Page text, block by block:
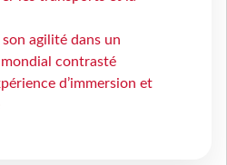
agilité dans un
contrasté
d’immersion et